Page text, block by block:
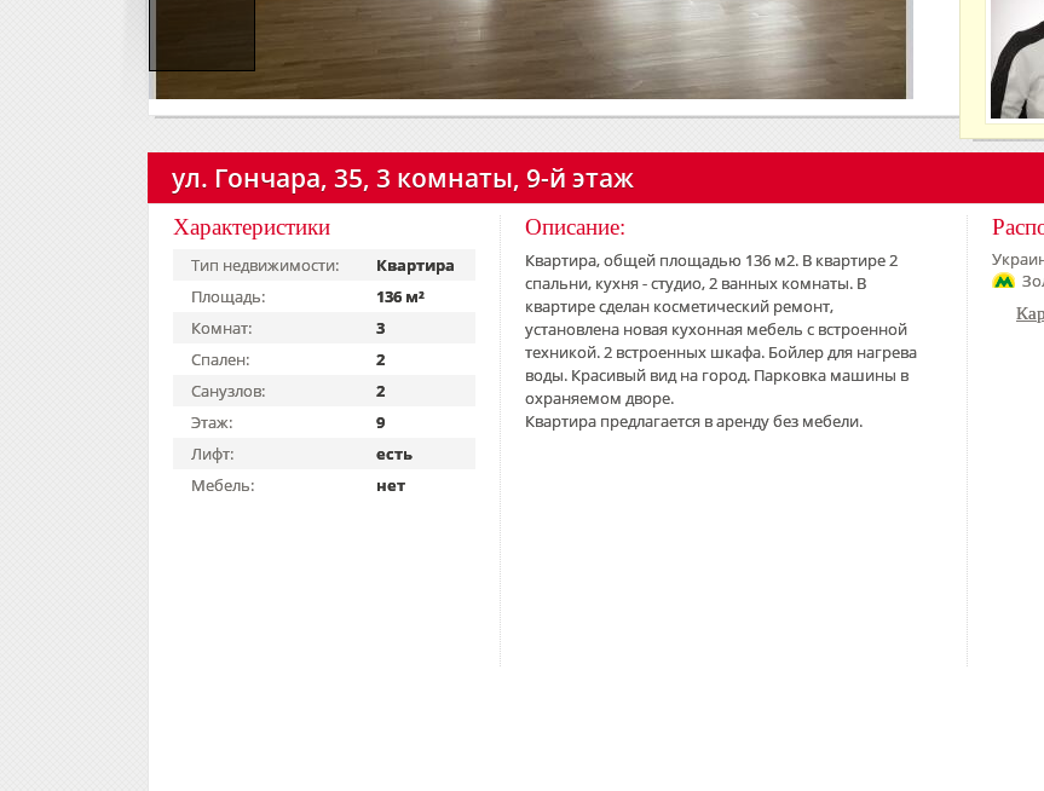
ул. Гончара, 35, 3 комнаты, 9-й этаж
Характеристики
Тип недвижимости:
Квартира
Площадь:
136 м²
Комнат:
3
Спален:
2
Санузлов:
2
Этаж:
9
Лифт:
есть
Мебель:
нет
Описание:
Квартира, общей площадью 136 м2. В квартире 2
спальни, кухня - студио, 2 ванных комнаты. В
квартире сделан косметический ремонт,
установлена новая кухонная мебель с встроенной
техникой. 2 встроенных шкафа. Бойлер для нагрева
воды. Красивый вид на город. Парковка машины в
охраняемом дворе.
Квартира предлагается в аренду без мебели.